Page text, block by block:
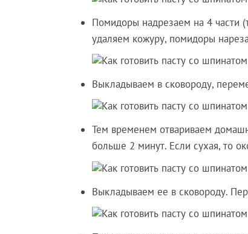
Помидоры надрезаем на 4 части
удаляем кожуру, помидоры
Выкладываем в сковороду,
Тем временем отвариваем
больше 2 минут. Если сухая, то
Выкладываем ее в сковороду.